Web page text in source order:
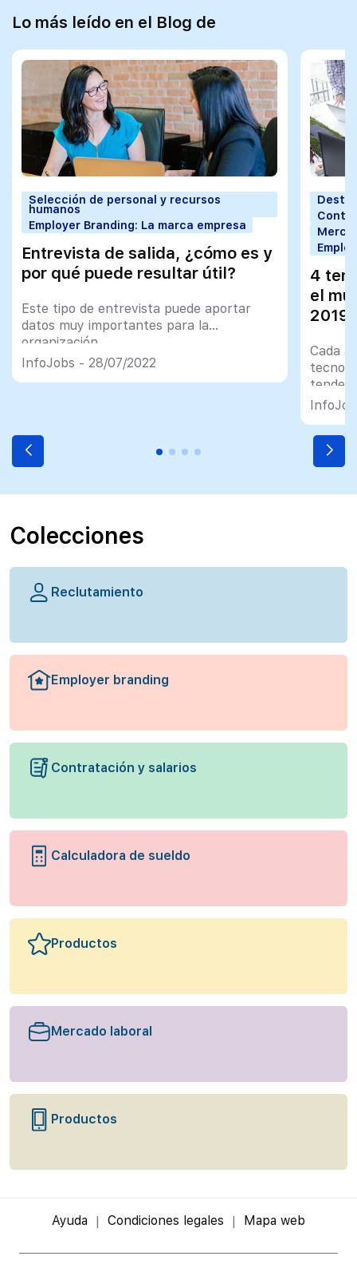
Lo más leído en el Blog de
Selección de personal y recursos
humanos
Employer Branding: La marca empresa
Entrevista de salida, ¿cómo es y
por qué puede resultar útil?
Este tipo de entrevista puede aportar
datos muy importantes para la
organización
InfoJobs - 28/07/2022
4
el
2019
Cada
El
que
en el
Colecciones
Reclutamiento
Employer branding
Contratación y salarios
Calculadora de sueldo
Productos
Mercado laboral
Productos
Ayuda Condiciones legales Mapa web